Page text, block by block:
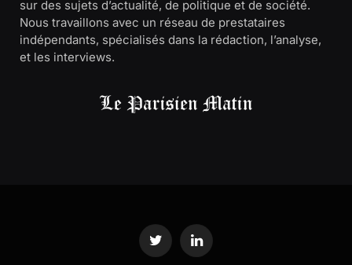
sur des sujets d’actualité, de politique et de société.
Nous travaillons avec un réseau de prestataires
indépendants, spécialisés dans la rédaction, l’analyse,
et les interviews.
Twitter LinkedIn